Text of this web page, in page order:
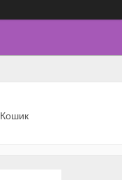
Кошик